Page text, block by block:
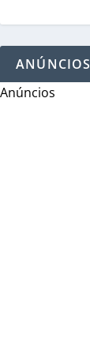
ANÚNCIOS
Anúncios